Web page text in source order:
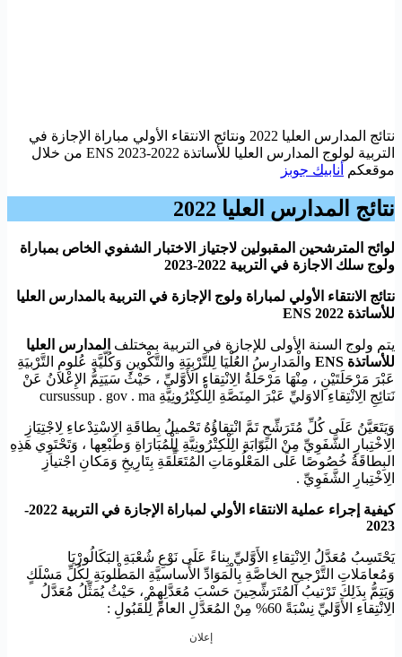
نتائج المدارس العليا 2022 ونتائج الانتقاء الأولي مباراة الإجازة في
التربية لولوج المدارس العليا للأساتذة 2022-2023 ENS من خلال
موقعكم
أنابيك جوبز
نتائج المدارس العليا 2022
لوائح المترشحين المقبولين لاجتياز الاختبار الشفوي الخاص بمباراة
ولوج سلك الاجازة في التربية 2022-2023
نتائج الانتقاء الأولي لمباراة ولوج الإجازة في التربية بالمدارس العليا
للأساتذة ENS 2022
يتم ولوج السنة الأولى للإجازة في التربية بمختلف المدارس العليا
للأساتذة ENS
والْمَدارِسُ العُلْيَا لِلتَّرْبِيَةِ والتَّكْوينِ وَكُلّيَّةِ عُلومِ التَّرْبيَةِ
عَبْرَ مَرْحَلَتَيْنِ ، مِنْهَا مَرْحَلَةُ الِانْتِقاءِ الأَوَّليِّ ، حَيْثُ سَيَتِمُّ الإِعْلانُ عَنْ
نَتائِجِ الِانْتِقاءِ الاوَليِّ عَبْرَ المِنَصَّةِ الِلْكِتْرُونِيَّةِ cursussup . gov . ma
وَيَتَعَيَّنُ عَلَى كُلِّ مُتَرَشِّحٍ تَمَّ انْتِقاؤُهُ تَحْميلُ بِطاقَةِ الِاسْتِدْعاءِ لِاجْتِيَازِ
الِاخْتِبارِ الشَّفَوِيِّ مِنْ البَوّابَةِ الِلْكِتْرُونِيَّةِ لِلْمُبَارَاةِ وَطَبْعِها ، وَتَحْتَوِي هَذِهِ
البِطاقَةُ خُصُوصًا عَلَى المَعْلُومَاتِ المُتَعَلِّقَةِ بِتَارِيخِ وَمَكانِ اجْتيازِ
الِاخْتِبارِ الشَّفَوِيِّ .
كيفية إجراء عملية الانتقاء الأولي لمباراة الإجازة في التربية 2022-
2023
يَحْتَسِبُ مُعَدَّلُ الِانْتِقاءِ الأَوَّليِّ بِناءً عَلَى نَوْعِ شُعْبَةِ البَكَالُورْيَا
وَمُعامَلاتِ التَّرْجيحِ الخاصَّةِ بِالْمَوَادِّ الأَساسيَّةِ المَطْلوبَةِ لِكُلِّ مَسْلَكٍ
وَيَتِمُّ بِذَلِكَ تَرْتيبُ المُتَرَشِّحِينَ حَسْبَ مُعَدَّلِهِمْ ، حَيْثُ يُمَثِّلُ مُعَدَّلُ
الِانْتِقاءِ الأَوَّليِّ نِسْبَةً 60% مِنْ المُعَدَّلِ العامِّ لِلْقَبُولِ :
إعلان